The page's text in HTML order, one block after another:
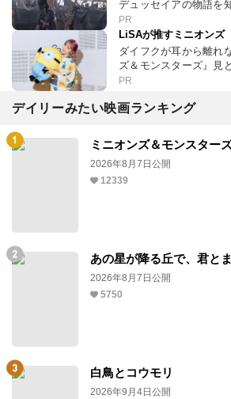
デュッセイアの物語を
PR
LiSAが推すミニオンズ
ダイフクが耳から離れ
ズ＆モンスターズ』見
PR
デイリーみたい映画ランキング
ミニオンズ＆モンスター
2026年8月7日公開
12339
あの星が降る丘で、君と
2026年8月7日公開
5750
白鳥とコウモリ
2026年9月4日公開